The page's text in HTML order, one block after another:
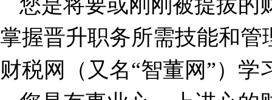
您是将要或刚刚被提拔的
掌握晋升职务所需技能和
财税网（又名“智董网”）学